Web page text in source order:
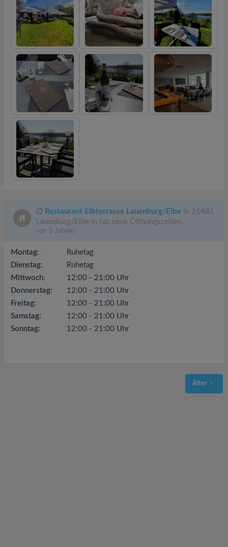
Restaurant Elbterrasse Lauenburg/Elbe in 21481
Lauenburg/Elbe in hat neue Öffnungszeiten.
vor 5 Jahren
Montag:
Ruhetag
Dienstag:
Ruhetag
Mittwoch:
12:00 - 21:00 Uhr
Donnerstag:
12:00 - 21:00 Uhr
Freitag:
12:00 - 21:00 Uhr
Samstag:
12:00 - 21:00 Uhr
Sonntag:
12:00 - 21:00 Uhr
Älter